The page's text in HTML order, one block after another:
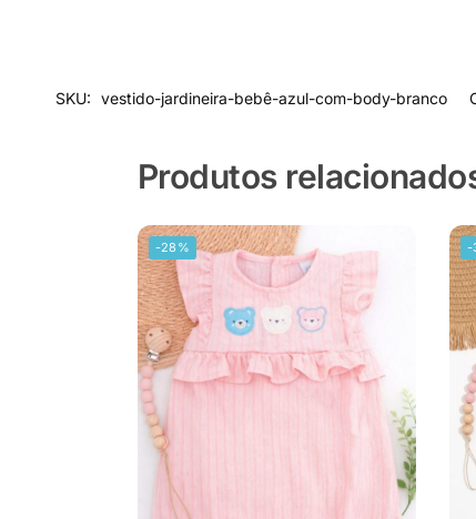
SKU: vestido-jardineira-bebê-azul-com-body-branco
Produtos
-28% -